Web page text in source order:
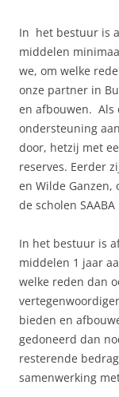
In het bestuur is
middelen
we, om welke
onze partner in
en afbouwen. Als
ondersteuning
door, hetzij met
reserves. Eerder
en Wilde
de scholen
In het bestuur is
middelen 1 jaar
welke reden dan
bieden en
gedoneerd dan
resterende
samenwerking